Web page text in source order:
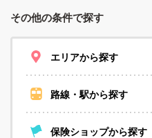
その他の条件で探す
エリアから探す
路線・駅から探す
保険ショップから探す